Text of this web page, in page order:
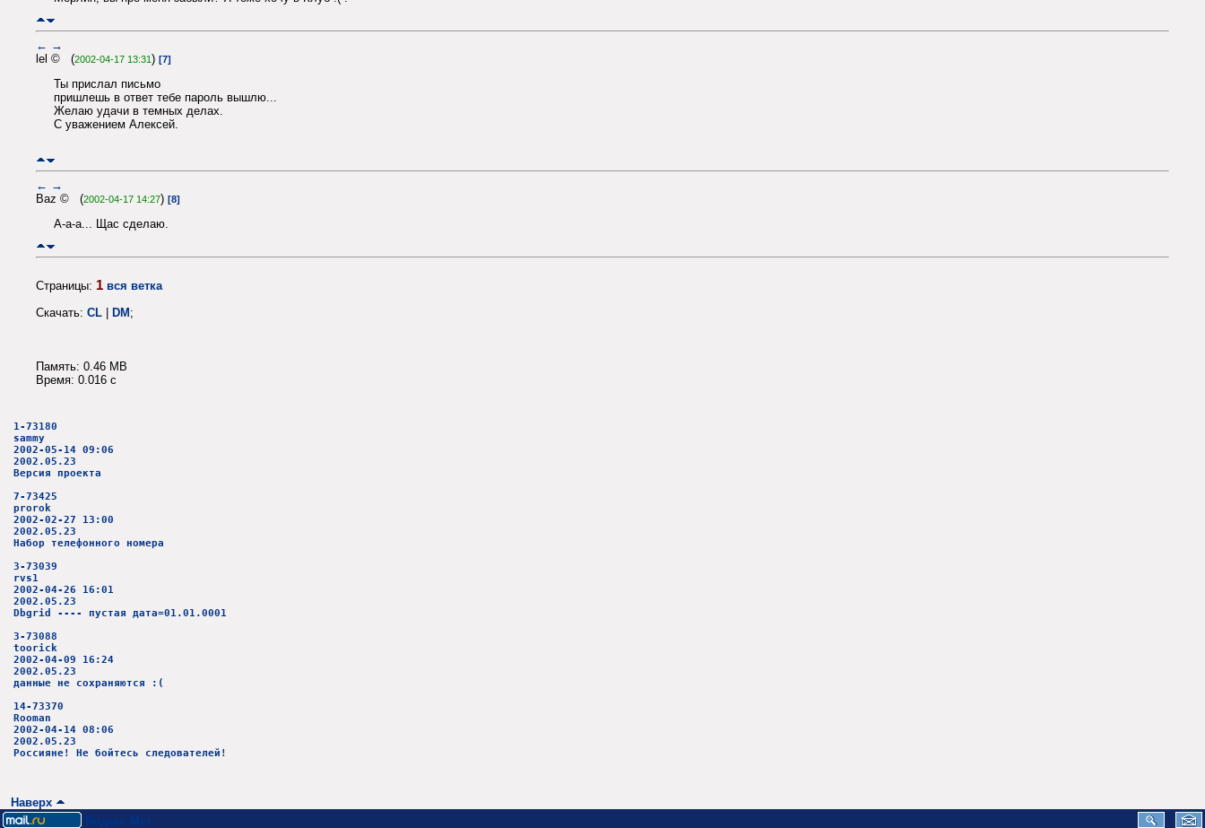
← →
lel © (2002-04-17 13:31) [7]
Ты прислал письмо
пришлешь в ответ тебе пароль вышлю...
Желаю удачи в темных делах.
С уважением Алексей.
← →
Baz © (2002-04-17 14:27) [8]
А-а-а... Щас сделаю.
Страницы: 1 вся ветка
Скачать: CL | DM;
Память: 0.46 MB
Время: 0.016 c
1-73180
sammy
2002-05-14 09:06
2002.05.23
Версия проекта
7-73425
prorok
2002-02-27 13:00
2002.05.23
Набор телефонного номера
3-73039
rvs1
2002-04-26 16:01
2002.05.23
Dbgrid ---- пустая дата=01.01.0001
3-73088
toorick
2002-04-09 16:24
2002.05.23
данные не сохраняются :(
14-73370
Rooman
2002-04-14 08:06
2002.05.23
Россияне! Не бойтесь следователей!
Наверх